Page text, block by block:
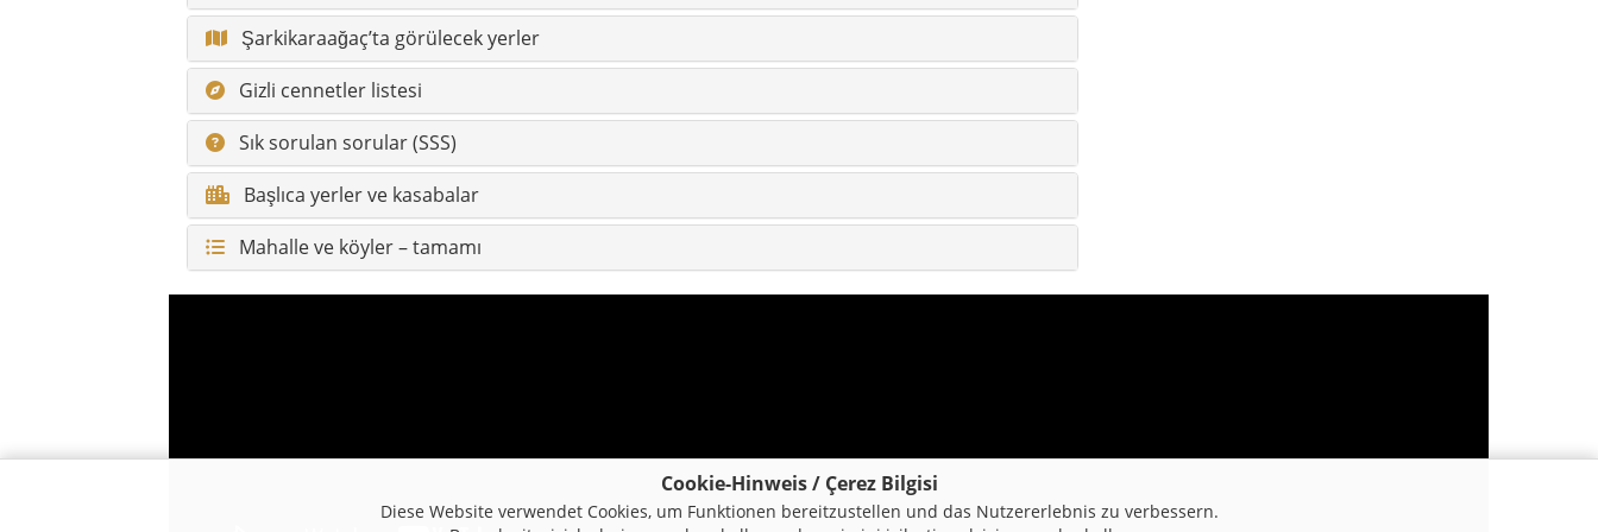
Cookie-Hinweis / Çerez Bilgisi
Diese Website verwendet Cookies, um Funktionen bereitzustellen und das Nutzererlebnis zu verbessern.
Şarkikaraağaç’ta görülecek yerler
Gizli cennetler listesi
Sık sorulan sorular (SSS)
Başlıca yerler ve kasabalar
Mahalle ve köyler – tamamı